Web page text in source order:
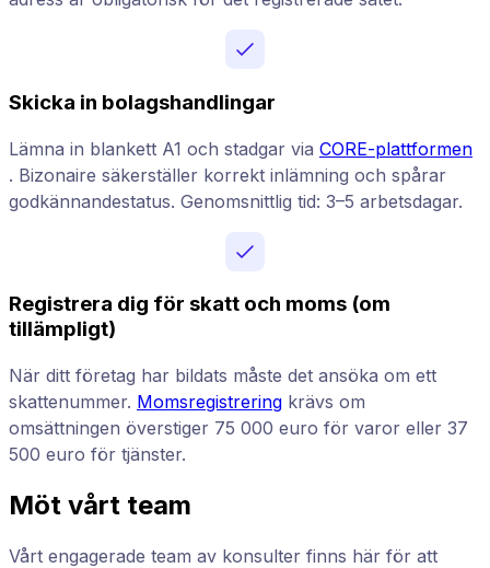
Skicka in bolagshandlingar
Lämna in blankett A1 och stadgar via CORE-plattformen
. Bizonaire säkerställer korrekt inlämning och spårar
godkännandestatus. Genomsnittlig tid: 3–5 arbetsdagar.
Registrera dig för skatt och moms (om
tillämpligt)
När ditt företag har bildats måste det ansöka om ett
skattenummer. Momsregistrering krävs om
omsättningen överstiger 75 000 euro för varor eller 37
500 euro för tjänster.
Möt vårt team
Vårt engagerade team av konsulter finns här för att